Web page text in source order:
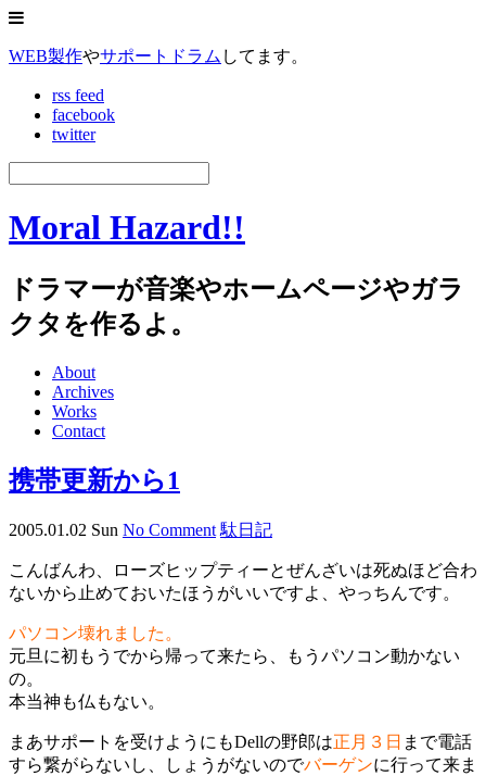
WEB製作やサポートドラム してます。
rss feed
facebook
twitter
Moral Hazard!!
ドラマーが音楽やホームページやガラ
クタを作るよ。
About
Archives
Works
Contact
携帯更新から1
2005.01.02 Sun No Comment 駄日記
こんばんわ、ローズヒップティーとぜんざいは死ぬほど合わ
ないから止めておいたほうがいいですよ、やっちんです。
パソコン壊れました。
元旦に初もうでから帰って来たら、もうパソコン動かない
の。
本当神も仏もない。
まあサポートを受けようにもDellの野郎は正月３日 まで電話
すら繋がらないし、しょうがないのでバーゲンに行って来ま